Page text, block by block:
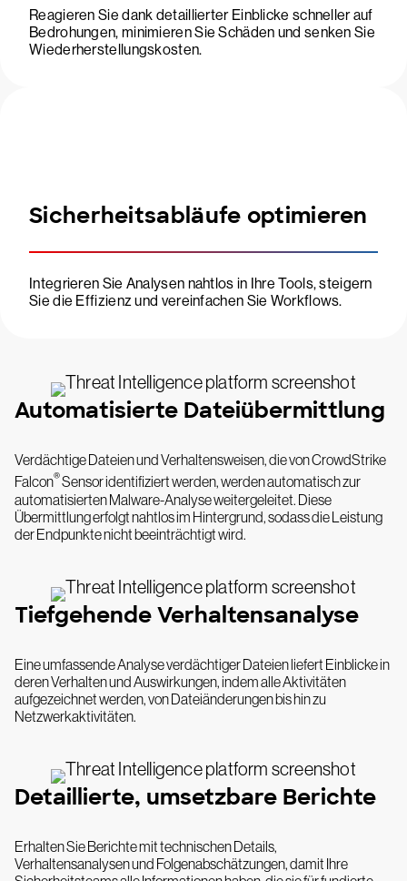
Reagieren Sie dank detaillierter Einblicke schneller auf
Bedrohungen, minimieren Sie Schäden und senken Sie
Wiederherstellungskosten.
Sicherheitsabläufe optimieren
Integrieren Sie Analysen nahtlos in Ihre Tools, steigern
Sie die Effizienz und vereinfachen Sie Workflows.
Automatisierte Dateiübermittlung
Verdächtige Dateien und Verhaltensweisen, die von CrowdStrike
Falcon®Sensor identifiziert werden, werden automatisch zur
automatisierten Malware-Analyse weitergeleitet. Diese
Übermittlung erfolgt nahtlos im Hintergrund, sodass die Leistung
der Endpunkte nicht beeinträchtigt wird.
Tiefgehende Verhaltensanalyse
Eine umfassende Analyse verdächtiger Dateien liefert Einblicke in
deren Verhalten und Auswirkungen, indem alle Aktivitäten
aufgezeichnet werden, von Dateiänderungen bis hin zu
Netzwerkaktivitäten.
Detaillierte, umsetzbare Berichte
Erhalten Sie Berichte mit technischen Details,
Verhaltensanalysen und Folgenabschätzungen, damit Ihre